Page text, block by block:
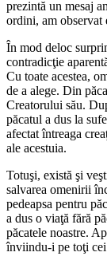
prezintă un mesaj
ordini, am observat
În mod deloc
contradicţie
Cu toate acestea,
de a alege. Din
Creatorului său.
păcatul a dus la
afectat întreaga
ale acestuia.
Totuşi, există şi
salvarea omenirii
pedeapsa pentru
a dus o viaţă fără
păcatele noastre.
înviindu-i pe toţi